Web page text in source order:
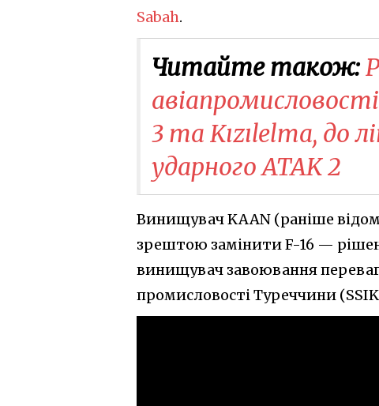
Sabah.
Читайте також:
3 та Kızılelma, ​до
ударного ATAK 2
Винищувач KAAN (раніше
зрештою замінити F-16 —
винищувач завоювання
промисловості Туреччини